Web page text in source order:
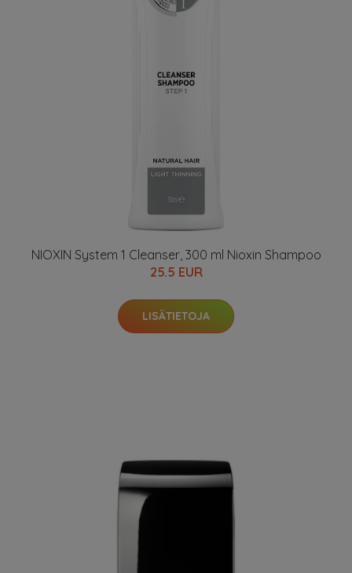
NIOXIN System 1 Cleanser, 300 ml Nioxin Shampoo
25.5 EUR
LISÄTIETOJA